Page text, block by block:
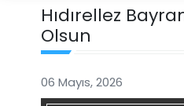
Hıdırellez
Olsun
06 Mayıs, 2026